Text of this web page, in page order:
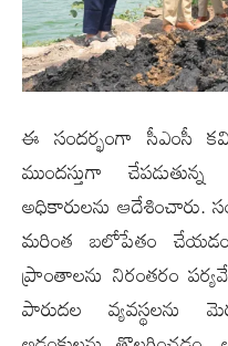
ఈ సందర్భంగా సీఎంసీ
ముందస్తుగా
అధికారులను
మరింత బలోపేతం
ప్రాంతాలను నిరంతరం
పారుదల వ్యవస్థలను